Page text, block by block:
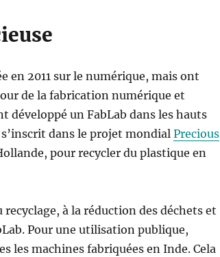
en 2011 sur le numérique, mais ont
de la fabrication numérique et
développé un FabLab dans les hauts
dans le projet mondial Precious
pour recycler du plastique en
à la réduction des déchets et
Pour une utilisation publique,
les machines fabriquées en Inde. Cela